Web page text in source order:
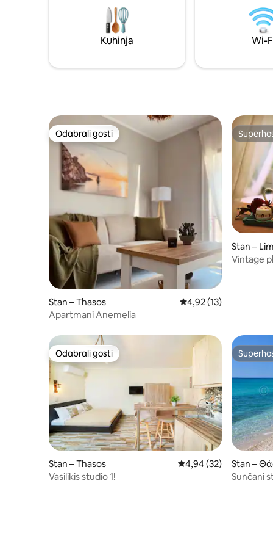
najdragocjenije trenutke. Uz zadivljujuće
zalaske sunca, ovo je idealno mjesto za
opuštanje i uživanje u odmoru uz more.
kauč s 2
nalaze
Kuhinja Wi-
Odabrali gosti
Odabrali gosti
Stan – Thasos Prosječna ocjena:
4,92 (13)
Apartmani Anemelia
Stan –
Vintage
Odabrali gosti
Odabrali gosti
Stan – Thasos Prosječna ocjena:
4,94 (32)
Vasilikis studio 1!
Stan –
Sunčani